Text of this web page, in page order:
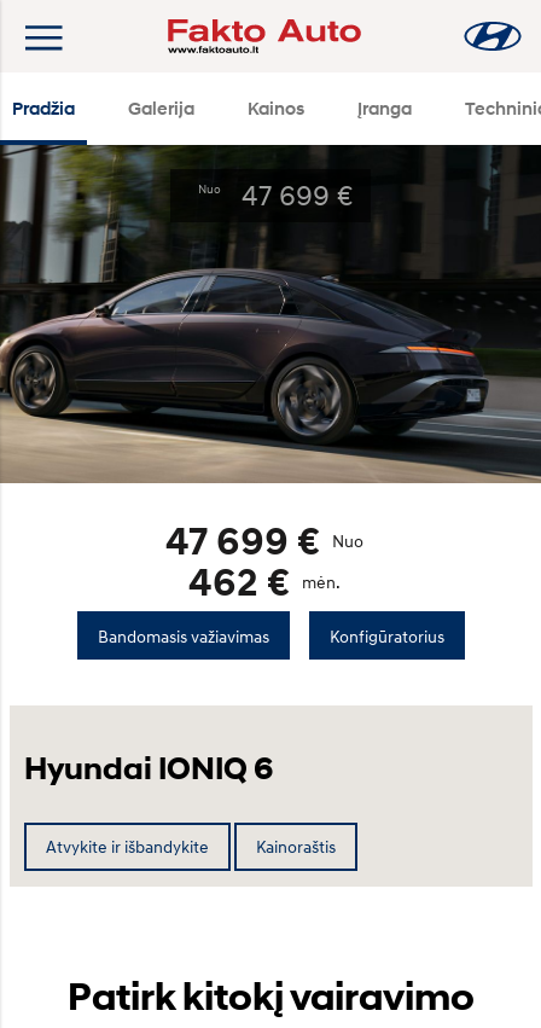
Pradžia Galerija Kainos Įranga
Nuo 47 699 €
47 699 € Nuo
462 € mėn.
Bandomasis važiavimas Konfigūratorius
Hyundai IONIQ 6
Atvykite ir išbandykite Kainoraštis
Patirk kitokį vairavimo